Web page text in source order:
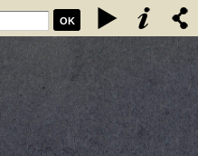
OK
Issaly. Les Problèmes de
et autres questions choisies,
pseudo-surfaces : cinquième
surfaces - Issaly, Pierre-